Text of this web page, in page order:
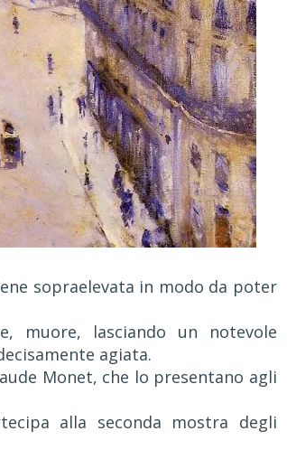
sopraelevata in modo da poter
muore, lasciando un notevole
agiata.
Monet, che lo presentano agli
alla seconda mostra degli